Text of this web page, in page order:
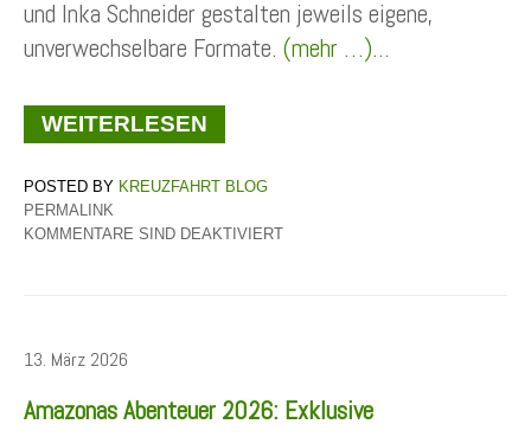
und Inka Schneider gestalten jeweils eigene,
unverwechselbare Formate. (mehr …)...
WEITERLESEN
KREUZFAHRT BLOG
PERMALINK
KOMMENTARE SIND DEAKTIVIERT
13. März 2026
Amazonas Abenteuer 2026: Exklusive